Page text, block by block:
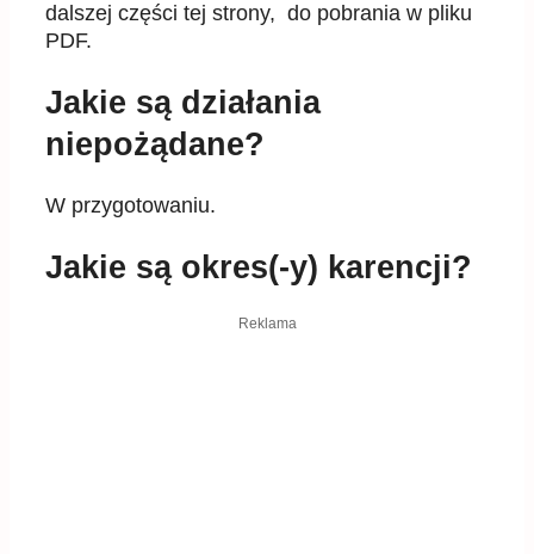
dalszej części tej strony, do pobrania w pliku
PDF.
Jakie są działania
niepożądane?
W przygotowaniu.
Jakie są okres(-y) karencji?
Reklama